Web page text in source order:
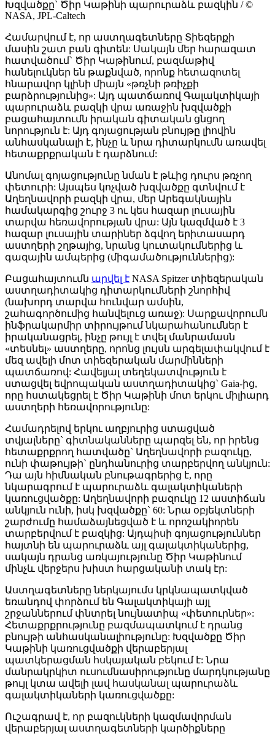
Խզվածքը` Ծիր Կաթինի պարուրաձև բազկին / ©
NASA, JPL-Caltech
Համարվում է, որ աստղագետները Տիեզերքի
մասին շատ բան գիտեն: Սակայն մեր հարազատ
հատվածում` Ծիր Կաթինում, բազմաթիվ
հանելուկներ են թաքնված, որոնք հետազոտել
հնարավոր կլինի միայն «թռչնի թռիչքի
բարձրությունից»: Այդ պատճառով Գալակտիկայի
պարուրաձև բազկի վրա առաջին խզվածքի
բացահայտումն իրական գիտական ցնցող
նորություն է: Այդ գոյացության բնույթը լիովին
անհասկանալի է, ինչը և նրա դիտարկումն առավել
հետաքրքրական է դարձնում:
Անոմալ գոյացությունը նման է թևից դուրս թռչող
փետուրի: Այսպես կոչված խզվածքը գտնվում է
Աղեղնավորի բազկի վրա, մեր Արեգակնային
համակարգից շուրջ 3 ու կես հազար լուսային
տարվա հեռավորության վրա: Այն կազմված է 3
հազար լուսային տարիներ ձգվող երիտասարդ
աստղերի շղթայից, նրանց կուտակումներից և
գազային ամպերից (միգամածություններից):
Բացահայտումն արվել է NASA Spitzer տիեզերական
աստղադիտակից դիտարկումների շնորհիվ
(նախորդ տարվա հունվար ամսին,
շահագործումից հանվելուց առաջ): Սարքավորումն
ինֆրակարմիր տիրույթում նկարահանումներ է
իրականացրել, ինչը թույլ է տվել մանրամասն
«տեսնել» աստղերը, որոնց լույսն արգելափակվում է
մեզ ավելի մոտ տիեզերական մարմինների
պատճառով: Հավելյալ տեղեկատվություն է
ստացվել եվրոպական աստղադիտակից` Gaia-ից,
որը հստակեցրել է Ծիր Կաթինի մոտ երկու միլիարդ
աստղերի հեռավորությունը:
Համադրելով երկու աղբյուրից ստացված
տվյալները` գիտնականները պարզել են, որ իրենց
հետաքրքրող հատվածը` Աղեղնավորի բազուկը,
ունի փաթույթի` ընդհանուրից տարբերվող անկյուն:
Դա այն հիմնական բնութագրերից է, որը
նկարագրում է պարուրաձև գալակտիկաների
կառուցվածքը: Աղեղնավորի բազուկը 12 աստիճան
անկյուն ունի, իսկ խզվածքը` 60: Նրա օբյեկտների
շարժումը համաձայնեցված է և որոշակիորեն
տարբերվում է բազկից: Այդպիսի գոյացություններ
հայտնի են պարուրաձև այլ գալակտիկաներից,
սակայն դրանց առկայությունը Ծիր Կաթինում
մինչև վերջերս խիստ հարցականի տակ էր:
Աստղագետները ներկայումս կրկնապատկված
եռանդով փորձում են Գալակտիկայի այլ
շրջաններում փնտրել նույնատիպ «փետուրներ»:
Հետաքրքրությունը բազմապատկում է դրանց
բնույթի անհասկանալիությունը: Խզվածքը Ծիր
Կաթինի կառուցվածքի վերաբերյալ
պատկերացման հսկայական բեկում է: Նրա
մանրակրկիտ ուսումնասիրությունը մարդկությանը
թույլ կտա ավելի լավ հասկանալ պարուրաձև
գալակտիկաների կառուցվածքը:
Ուշագրավ է, որ բազուկների կազմավորման
վերաբերյալ աստղագետների կարծիքները